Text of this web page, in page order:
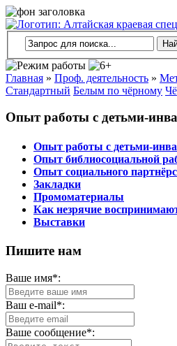
Главная » Проф. деятельность »
Стандартный Белым по чёрному
Опыт работы с детьми-
Опыт работы с детьми-
Опыт библиосоциальной
Опыт социального
Закладки
Промоматериалы
Как незрячие
Выставки
Пишите нам
Ваше имя*:
Ваш e-mail*:
Ваше сообщение*: